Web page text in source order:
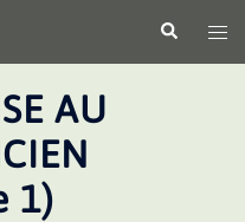
le
AU
1)